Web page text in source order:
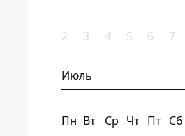
2 3 4 5 6 7
Июль
Пн Вт Ср Чт Пт Сб